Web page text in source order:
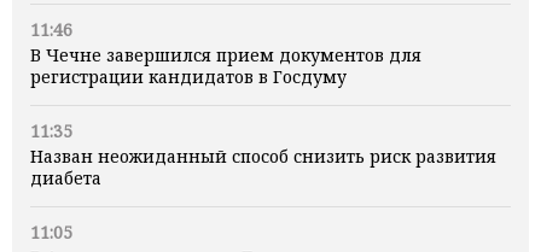
11:46
В Чечне завершился прием документов для
регистрации кандидатов в Госдуму
11:35
Назван неожиданный способ снизить риск развития
диабета
11:05